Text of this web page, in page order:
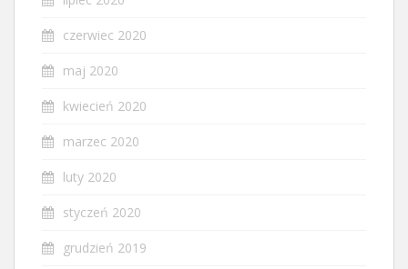
czerwiec 2020
maj 2020
kwiecień 2020
marzec 2020
luty 2020
styczeń 2020
grudzień 2019